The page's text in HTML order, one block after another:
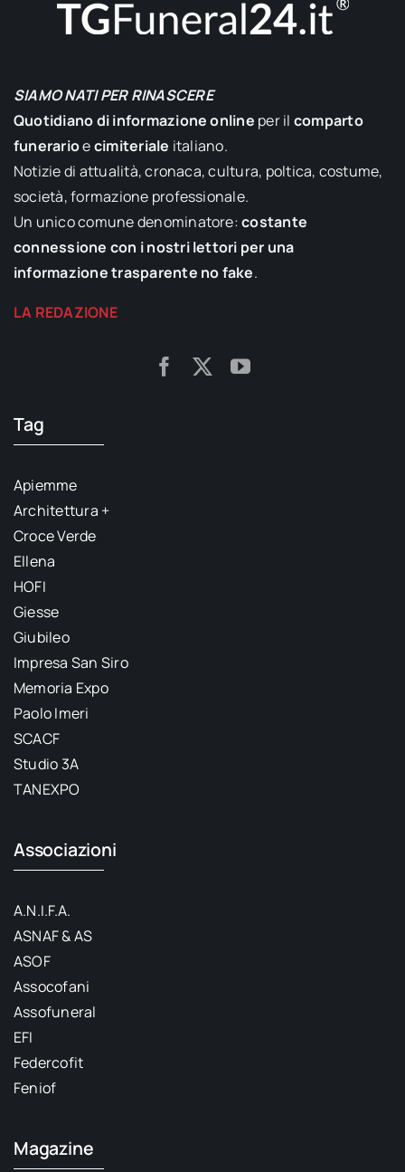
SIAMO NATI PER RINASCERE
Quotidiano di informazione online per il comparto
funerarioecimiteriale italiano.
Notizie di attualità, cronaca, cultura, poltica, costume,
società, formazione professionale.
Un unico comune denominatore:costante
connessione con i nostri lettori per una
informazione trasparente no fake.
LA REDAZIONE
Tag
Apiemme
Architettura +
Croce Verde
Ellena
HOFI
Giesse
Giubileo
Impresa San Siro
Memoria Expo
Paolo Imeri
SCACF
Studio 3A
TANEXPO
Associazioni
A.N.I.F.A.
ASNAF & AS
ASOF
Assocofani
Assofuneral
EFI
Federcofit
Feniof
Magazine